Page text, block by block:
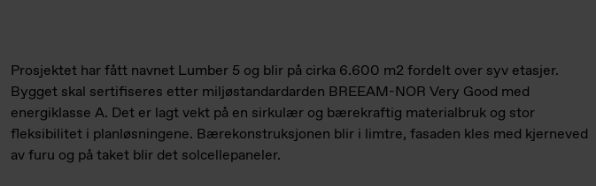
Prosjektet har fått navnet Lumber 5 og blir på cirka 6.600 m2 fordelt over syv etasjer.
Bygget skal sertifiseres etter miljøstandardarden BREEAM-NOR Very Good med
energiklasse A. Det er lagt vekt på en sirkulær og bærekraftig materialbruk og stor
fleksibilitet i planløsningene. Bærekonstruksjonen blir i limtre, fasaden kles med kjerneved
av furu og på taket blir det solcellepaneler.